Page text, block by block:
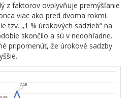
z faktorov ovplyvňuje premýšľanie
viac ako pred dvoma rokmi.
tzv. „1 % úrokových sadzieb“ na
skončilo a sú v nedohľadne.
pripomenúť, že úrokové sadzby